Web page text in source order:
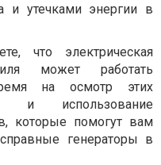
и утечками энергии в
что электрическая
может работать
на осмотр этих
и использование
которые помогут вам
генераторы в